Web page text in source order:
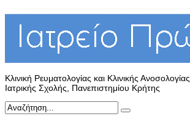
Κλινική Ρευματολογίας και Κλινικής Ανοσολογίας
Ιατρικής Σχολής, Πανεπιστημίου Κρήτης